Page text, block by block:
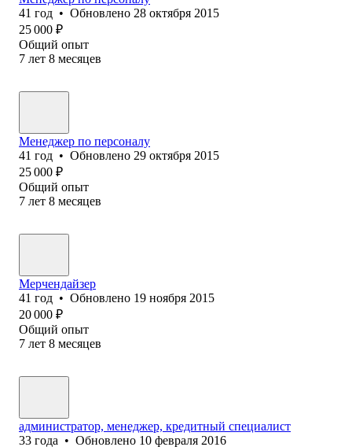
41 год • Обновлено 28 октября 2015
25 000 ₽
Общий опыт
7 лет 8 месяцев
Менеджер по персоналу
41 год • Обновлено 29 октября 2015
25 000 ₽
Общий опыт
7 лет 8 месяцев
Мерчендайзер
41 год • Обновлено 19 ноября 2015
20 000 ₽
Общий опыт
7 лет 8 месяцев
администратор, менеджер, кредитный специалист
33 года • Обновлено 10 февраля 2016